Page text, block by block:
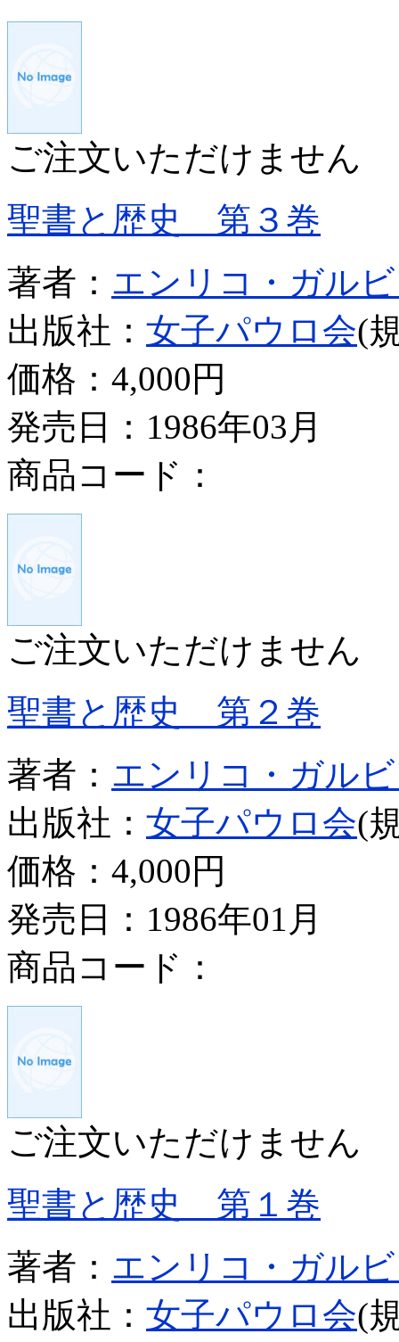
ご注文いただけません
聖書と歴史 第３巻
著者： エンリコ・ガル
出版社： 女子パウロ会(
価格： 4,000円
発売日：1986年03月
商品コード：
ご注文いただけません
聖書と歴史 第２巻
著者： エンリコ・ガル
出版社： 女子パウロ会(
価格： 4,000円
発売日：1986年01月
商品コード：
ご注文いただけません
聖書と歴史 第１巻
著者： エンリコ・ガル
出版社： 女子パウロ会(